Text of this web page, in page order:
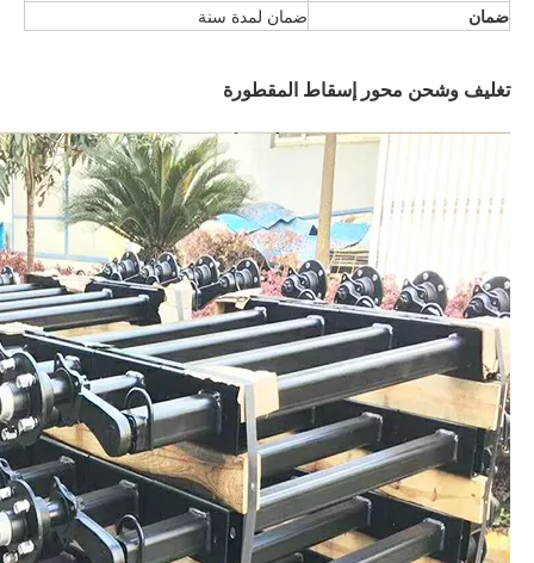
ضمان
ضمان لمدة سنة
تغليف وشحن محور إسقاط المقطورة